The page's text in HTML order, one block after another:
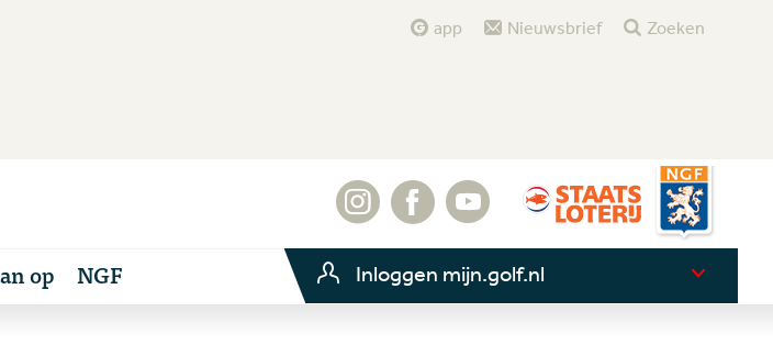
app Nieuwsbrief Zoeken
op NGF Inloggen mijn.golf.nl